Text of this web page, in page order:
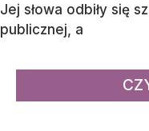
Jej słowa odbiły się
publicznej, a